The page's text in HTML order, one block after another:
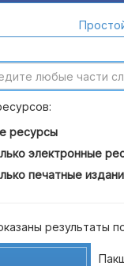
ресурсы
электронные
печатные
результаты